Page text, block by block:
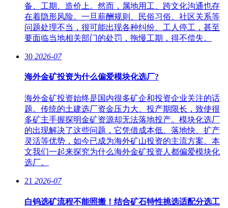
备、工期、造价上。然而，属地用工、跨文化沟通也存
在着隐形风险。一旦薪酬规则、民俗习俗、社区关系等
问题处理不当，很可能出现各种纠纷、工人停工，甚至
要面临当地相关部门的处罚，拖慢工期，得不偿失。
30 2026-07
海外金矿投资为什么偏爱模块化选厂?
海外金矿投资始终是国内很多矿企和投资企业关注的话
题。传统的土建选厂资金压力大、投产期限长，致使很
多矿主手握探明金矿资源却无法落地投产。模块化选厂
的出现解决了这些问题，它凭借成本低、落地快、扩产
灵活等优势，如今已成为海外矿山投资的主流方案。本
文我们一起来探究为什么海外金矿投资人都偏爱模块化
选厂。
21 2026-07
白钨选矿流程不能照搬！结合矿石特性挑选适配分选工